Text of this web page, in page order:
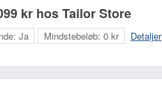
kr hos Tailor Store
Ja Mindstebeløb: 0 kr Detaljer